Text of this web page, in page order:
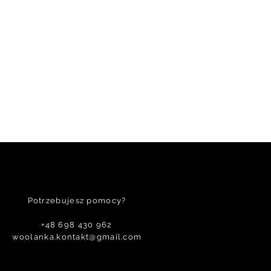
Potrzebujesz pomocy?
+48 698 430 962
woolanka.kontakt@gmail.com